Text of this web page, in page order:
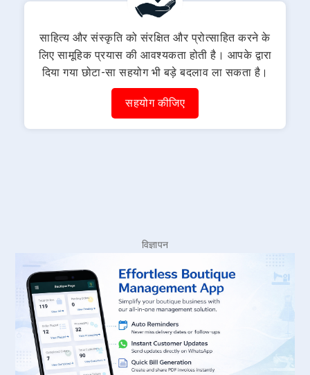
साहित्य और संस्कृति को संरक्षित और प्रोत्साहित करने के
लिए सामूहिक प्रयास की आवश्यकता होती है। आपके द्वारा
दिया गया छोटा-सा सहयोग भी बड़े बदलाव ला सकता है।
सहयोग कीजिए
विज्ञापन